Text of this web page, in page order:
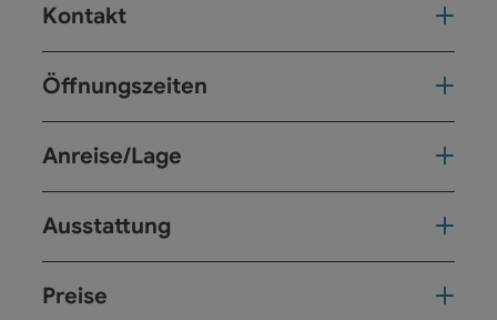
Kontakt
Öffnungszeiten
Anreise/Lage
Ausstattung
Preise